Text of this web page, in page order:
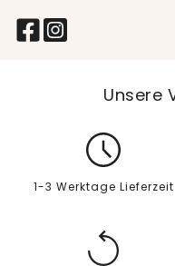
Unsere
1-3 Werktage Lieferzeit